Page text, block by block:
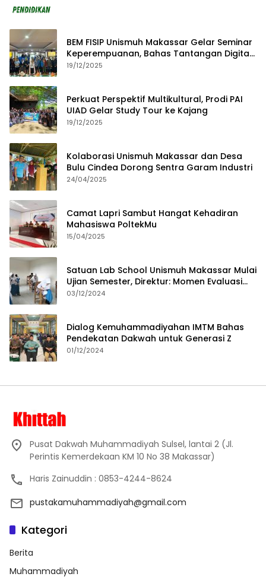
BEM FISIP Unismuh Makassar Gelar Seminar
Keperempuanan, Bahas Tantangan Digital
dan Budaya Lokal
19/12/2025
Perkuat Perspektif Multikultural, Prodi PAI
UIAD Gelar Study Tour ke Kajang
19/12/2025
Kolaborasi Unismuh Makassar dan Desa
Bulu Cindea Dorong Sentra Garam Industri
24/04/2025
Camat Lapri Sambut Hangat Kehadiran
Mahasiswa PoltekMu
15/04/2025
Satuan Lab School Unismuh Makassar Mulai
Ujian Semester, Direktur: Momen Evaluasi
Proses Pembelajaran
03/12/2024
Dialog Kemuhammadiyahan IMTM Bahas
Pendekatan Dakwah untuk Generasi Z
01/12/2024
Pusat Dakwah Muhammadiyah Sulsel, lantai 2 (Jl.
Perintis Kemerdekaan KM 10 No 38 Makassar)
Haris Zainuddin : 0853-4244-8624
pustakamuhammadiyah@gmail.com
Kategori
Berita
Muhammadiyah